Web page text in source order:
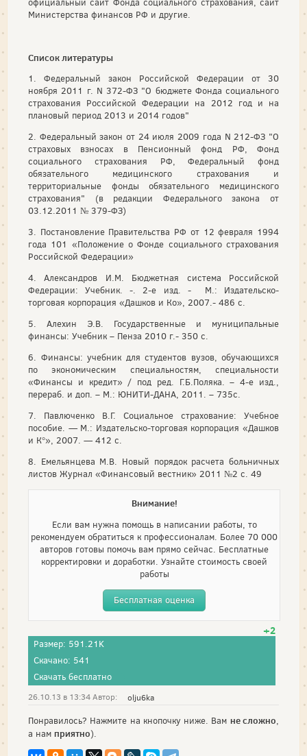
Министерства финансов РФ и другие.
Список литературы
1. Федеральный закон Российской Федерации от 30
ноября 2011 г. N 372-ФЗ "О бюджете Фонда социального
страхования Российской Федерации на 2012 год и на
плановый период 2013 и 2014 годов"
2. Федеральный закон от 24 июля 2009 года N 212-ФЗ "О
страховых взносах в Пенсионный фонд РФ, Фонд
социального страхования РФ, Федеральный фонд
обязательного медицинского страхования и
территориальные фонды обязательного медицинского
страхования" (в редакции Федерального закона от
03.12.2011 № 379-ФЗ)
3. Постановление Правительства РФ от 12 февраля 1994
года 101 «Положение о Фонде социального страхования
Российской Федерации»
4. Александров И.М. Бюджетная система Российской
Федерации: Учебник. -. 2-е изд. - М.: Издательско-
торговая корпорация «Дашков и Ко», 2007.- 486 с.
5. Алехин Э.В. Государственные и муниципальные
финансы: Учебник – Пенза 2010 г.- 350 с.
6. Финансы: учебник для студентов вузов, обучающихся
по экономическим специальностям, специальности
«Финансы и кредит» / под ред. Г.Б.Поляка. – 4-е изд.,
перераб. и доп. – М.: ЮНИТИ-ДАНА, 2011. – 735с.
7. Павлюченко В.Г. Социальное страхование: Учебное
пособие. — М.: Издательско-торговая корпорация «Дашков
и К°», 2007. — 412 с.
8. Емельянцева М.В. Новый порядок расчета больничных
листов Журнал «Финансовый вестник» 2011 №2 с. 49
Внимание!
Если вам нужна помощь в написании работы, то
рекомендуем обратиться к профессионалам. Более 70 000
авторов готовы помочь вам прямо сейчас. Бесплатные
корректировки и доработки. Узнайте стоимость своей
работы
Бесплатная оценка
+2
Размер: 591.21K
Скачано: 541
Скачать бесплатно
26.10.13 в 13:34 Автор: olju6ka
Понравилось? Нажмите на кнопочку ниже. Вам не сложно,
а нам приятно).